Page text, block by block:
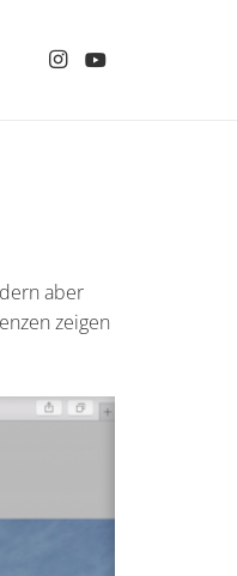
aber
zeigen